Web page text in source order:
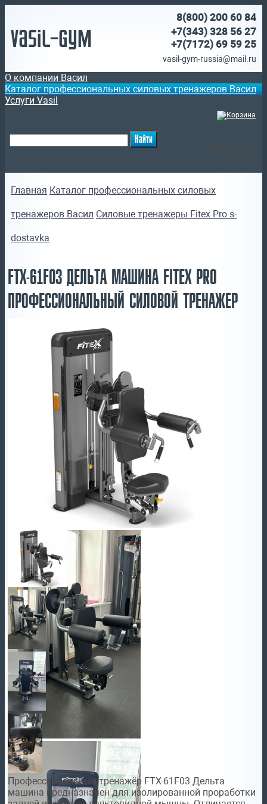
Vasil-Gym
8(800) 200 60 84
+7(343) 328 56 27
+7(7172) 69 59 25
vasil-gym-russia@mail.ru
О компании Васил
Каталог профессиональных силовых тренажеров Васил
Услуги Vasil
Главная Каталог профессиональных силовых
тренажеров Васил Силовые тренажеры Fitex Pro s-
dostavka
FTX-61F03 ДЕЛЬТА МАШИНА FITEX PRO
ПРОФЕССИОНАЛЬНЫЙ СИЛОВОЙ ТРЕНАЖЕР
Профессиональный тренажёр FTX-61F03 Дельта
машина предназначен для изолированной проработки